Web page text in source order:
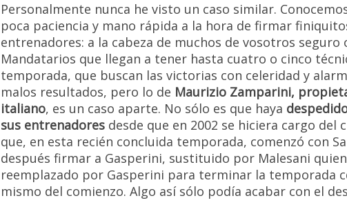
Personalmente nunca he visto un caso similar.
poca paciencia y mano rápida a la hora de firmar
entrenadores: a la cabeza de muchos de vosotros seguro
Mandatarios que llegan a tener hasta cuatro o cinco
temporada, que buscan las victorias con celeridad y
malos resultados, pero lo de Maurizio Zamparini,
italiano, es un caso aparte. No sólo es que haya
sus entrenadores desde que en 2002 se hiciera cargo del
que, en esta recién concluida temporada, comenzó con
después firmar a Gasperini, sustituido por Malesani
reemplazado por Gasperini para terminar la temporada
mismo del comienzo. Algo así sólo podía acabar con el